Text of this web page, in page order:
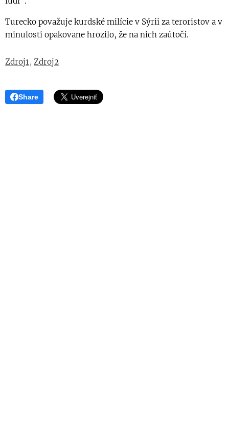
Turecko považuje kurdské milície v Sýrii za teroristov a v
minulosti opakovane hrozilo, že na nich zaútočí.
Zdroj1, Zdroj2
Share